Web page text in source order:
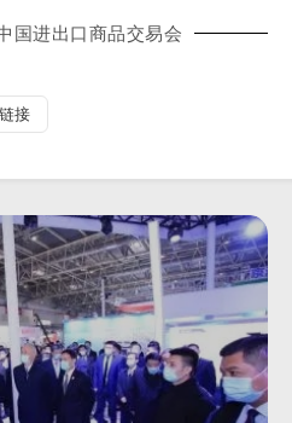
国进出口商品交易会
接